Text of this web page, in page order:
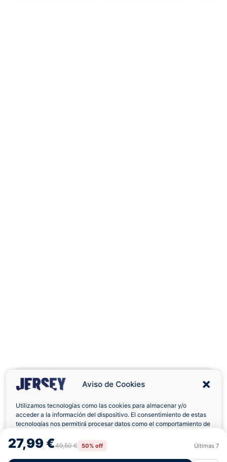
Aviso de Cookies
Utilizamos tecnologías como las cookies para almacenar y/o
acceder a la información del dispositivo. El consentimiento de estas
tecnologías nos permitirá procesar datos como el comportamiento de
retirar el consentimiento, puede afectar negativamente a ciertas
características y funciones.
Rechazar
27,99 €49,50 € 50% off Últimas 7
Envíos a Domicilio Devolución 7 Días